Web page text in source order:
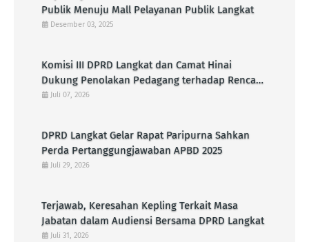
Publik Menuju Mall Pelayanan Publik Langkat
Desember 03, 2025
Komisi III DPRD Langkat dan Camat Hinai
Dukung Penolakan Pedagang terhadap Rencana
Pembangunan KDMP di Pasar Senin
Juli 07, 2026
DPRD Langkat Gelar Rapat Paripurna Sahkan
Perda Pertanggungjawaban APBD 2025
Juli 29, 2026
Terjawab, Keresahan Kepling Terkait Masa
Jabatan dalam Audiensi Bersama DPRD Langkat
Juli 31, 2026